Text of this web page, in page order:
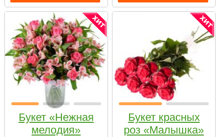
Букет «Нежная
мелодия»
Букет красных
роз «Малышка»